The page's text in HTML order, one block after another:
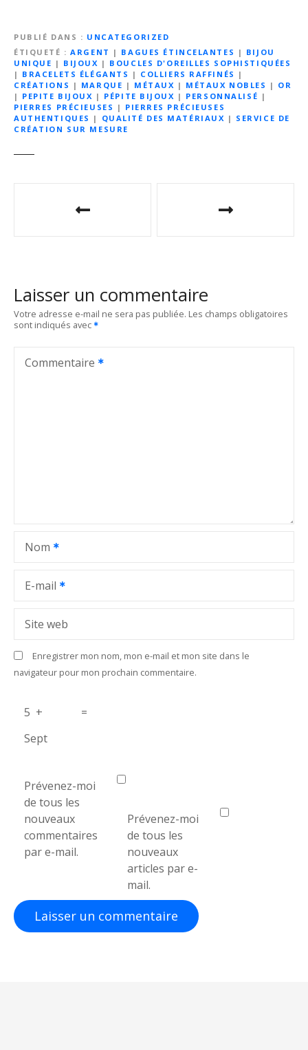
PUBLIÉ DANS
UNCATEGORIZED
ÉTIQUETÉ
ARGENT | BAGUES ÉTINCELANTES | BIJOU
UNIQUE | BIJOUX | BOUCLES D'OREILLES SOPHISTIQUÉES
| BRACELETS ÉLÉGANTS | COLLIERS RAFFINÉS |
CRÉATIONS | MARQUE | MÉTAUX | MÉTAUX NOBLES | OR
| PEPITE BIJOUX | PÉPITE BIJOUX | PERSONNALISÉ |
PIERRES PRÉCIEUSES | PIERRES PRÉCIEUSES
AUTHENTIQUES | QUALITÉ DES MATÉRIAUX | SERVICE DE
CRÉATION SUR MESURE
g
a
t
i
Laisser un commentaire
Votre adresse e-mail ne sera pas publiée. Les champs obligatoires
sont indiqués avec
Commentaire
Nom
E-mail
Site web
Enregistrer mon nom, mon e-mail et mon site dans le
navigateur pour mon prochain commentaire.
5 +
=
Sept
Prévenez-moi
de tous les
nouveaux
commentaires
par e-mail.
Prévenez-moi
de tous les
nouveaux
articles par e-
mail.